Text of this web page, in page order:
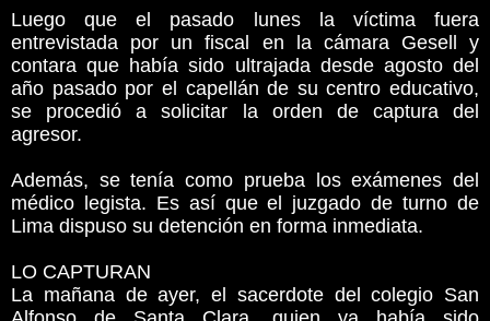
Luego que el pasado lunes la víctima fuera
entrevistada por un fiscal en la cámara Gesell y
contara que había sido ultrajada desde agosto del
año pasado por el capellán de su centro educativo,
se procedió a solicitar la orden de captura del
agresor.
Además, se tenía como prueba los exámenes del
médico legista. Es así que el juzgado de turno de
Lima dispuso su detención en forma inmediata.
LO CAPTURAN
La mañana de ayer, el sacerdote del colegio San